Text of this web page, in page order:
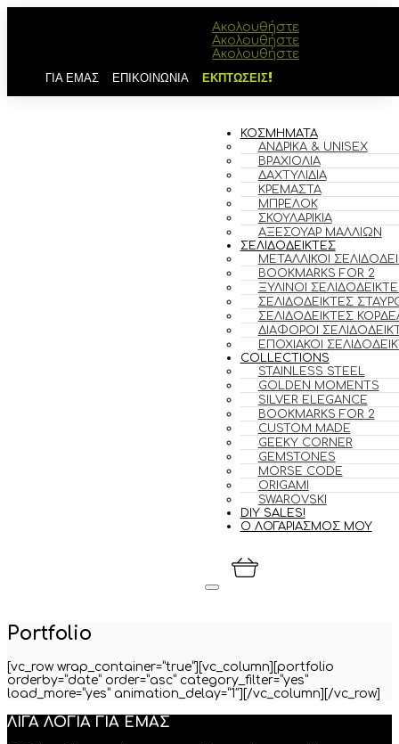
Ακολουθήστε
Ακολουθήστε
Ακολουθήστε
ΓΙΑ ΕΜΑΣ ΕΠΙΚΟΙΝΩΝΙΑ ΕΚΠΤΩΣΕΙΣ!
ΚΟΣΜΗΜΑΤΑ
ΑΝΔΡΙΚΆ & UNISEX
ΒΡΑΧΙΌΛΙΑ
ΔΑΧΤΥΛΊΔΙΑ
ΚΡΕΜΑΣΤΆ
ΜΠΡΕΛΌΚ
ΣΚΟΥΛΑΡΊΚΙΑ
ΑΞΕΣΟΥΆΡ ΜΑΛΛΙΏΝ
ΣΕΛΙΔΟΔΕΙΚΤΕΣ
ΜΕΤΑΛΛΙΚΟΊ
BOOKMARKS FOR 2
ΞΎΛΙΝΟΙ
ΣΕΛΙΔΟΔΕΊΚΤΕΣ
ΣΕΛΙΔΟΔΕΊΚΤΕΣ
ΔΙΆΦΟΡΟΙ
ΕΠΟΧΙΑΚΟΊ
COLLECTIONS
STAINLESS STEEL
GOLDEN MOMENTS
SILVER ELEGANCE
BOOKMARKS FOR 2
CUSTOM MADE
GEEKY CORNER
GEMSTONES
MORSE CODE
ORIGAMI
SWAROVSKI
DIY SALES!
Ο ΛΟΓΑΡΙΑΣΜΟΣ ΜΟΥ
Portfolio
[vc_row wrap_container=”true”][vc_column][portfolio
orderby=”date” order=”asc” category_filter=”yes”
load_more=”yes” animation_delay=”1″][/vc_column][/vc_row]
ΛΙΓΑ ΛΟΓΙΑ ΓΙΑ ΕΜΑΣ